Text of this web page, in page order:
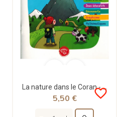
La nature dans le Coran - Graines de foi
favorite_border
5,50 €